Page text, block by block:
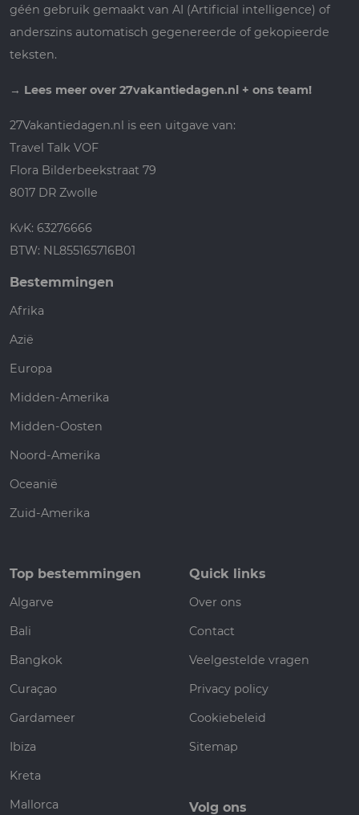
géén gebruik gemaakt van AI (Artificial intelligence) of
anderszins automatisch gegenereerde of gekopieerde
teksten.
→ Lees meer over 27vakantiedagen.nl + ons team!
27Vakantiedagen.nl is een uitgave van:
Travel Talk VOF
Flora Bilderbeekstraat 79
8017 DR Zwolle
KvK: 63276666
BTW: NL855165716B01
Bestemmingen
Afrika
Azië
Europa
Midden-Amerika
Midden-Oosten
Noord-Amerika
Oceanië
Zuid-Amerika
Top bestemmingen
Algarve
Bali
Bangkok
Curaçao
Gardameer
Ibiza
Kreta
Mallorca
Quick links
Over ons
Contact
Veelgestelde vragen
Privacy policy
Cookiebeleid
Sitemap
Volg ons